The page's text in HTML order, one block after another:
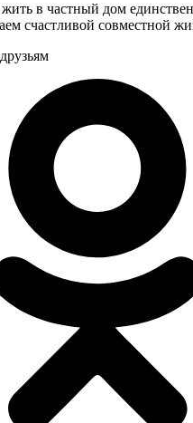
в частный дом
счастливой совместной